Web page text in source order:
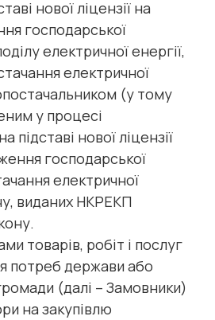
нової ліцензії на
господарської
електричної енергії,
електричної
(у тому
у процесі
підставі нової ліцензії
господарської
електричної
виданих НКРЕКП
товарів, робіт і послуг
потреб держави або
(далі – Замовники)
на закупівлю